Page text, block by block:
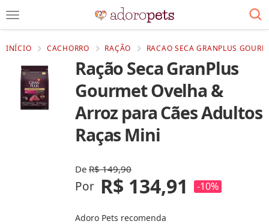
INÍCIO CACHORRO RAÇÃO RACAO SECA GRANPLUS
Ração Seca GranPlus
Gourmet Ovelha &
Arroz para Cães Adultos
Raças Mini
De R$ 149,90
Por R$ 134,91 -10%
Adoro Pets recomenda